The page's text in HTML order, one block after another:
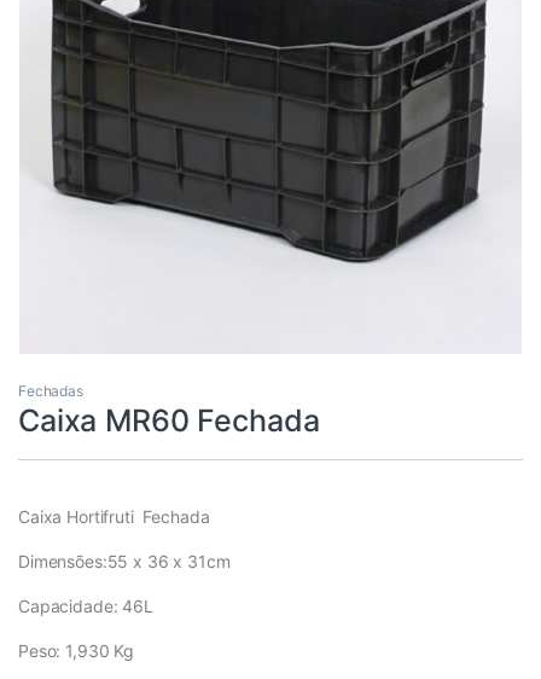
Fechadas
Caixa MR60 Fechada
Caixa Hortifruti Fechada
Dimensões:55 x 36 x 31cm
Capacidade: 46L
Peso: 1,930 Kg